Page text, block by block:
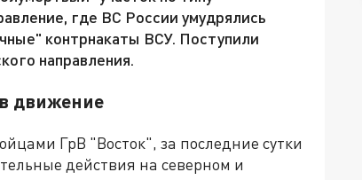
где ВС России умудрялись
контрнакаты ВСУ. Поступили
направления.
движение
ГрВ "Восток", за последние сутки
действия на северном и